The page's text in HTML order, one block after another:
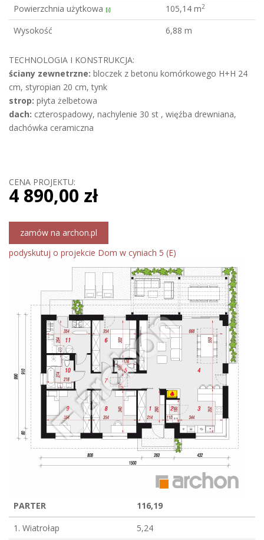
Powierzchnia użytkowa [i] 105,14 m2
Wysokość 6,88 m
TECHNOLOGIA I KONSTRUKCJA:
ściany zewnetrzne: bloczek z betonu komórkowego H+H 24
cm, styropian 20 cm, tynk
strop: płyta żelbetowa
dach: czterospadowy, nachylenie 30 st , więźba drewniana,
dachówka ceramiczna
CENA PROJEKTU:
4 890,00 zł
zamów na archon.pl
podyskutuj o projekcie Dom w cyniach 5 (E)
PARTER
116,19
1. Wiatrołap
5,24